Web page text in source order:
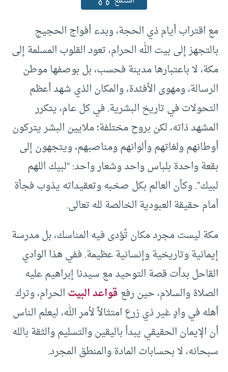
مع اقتراب أيام ذي الحجة، وبدء أفواج الحجيج
بالتجهز إلى بيت الله الحرام، تعود القلوب المسلمة إلى
مكة، لا باعتبارها مدينة فحسب، بل بوصفها موطن
الرسالة، ومهوى الأفئدة، والمكان الذي شهد أعظم
التحولات في تاريخ البشرية. في كل عام، يتكرر
المشهد ذاته، لكن بروح مختلفة؛ ملايين البشر يتركون
أوطانهم ولغاتهم وألوانهم ومناصبهم، ويتجهون إلى
بقعة واحدة بلباس واحد وشعار واحد: “لبيك اللهم
لبيك”. وكأن العالم بكل صخبه وتعقيداته يذوب فجأة
أمام حقيقة العبودية الخالصة لله تعالى.
مكة ليست مجرد مكان تُؤدى فيه المناسك، بل مدرسة
إيمانية وتاريخية وإنسانية عظيمة. ففي هذا الوادي
القاحل بدأت قصة التوحيد مع سيدنا إبراهيم عليه
الصلاة والسلام، حين رفعقواعد البيتالحرام، وترك
أهله في وادٍ غير ذي زرع امتثالاً لأمر الله، ليعلم الناس
أن الإيمان الحقيقي يبدأ باليقين والتسليم والثقة بالله
سبحانه، لا بحسابات المادة والمنطق المجرد.